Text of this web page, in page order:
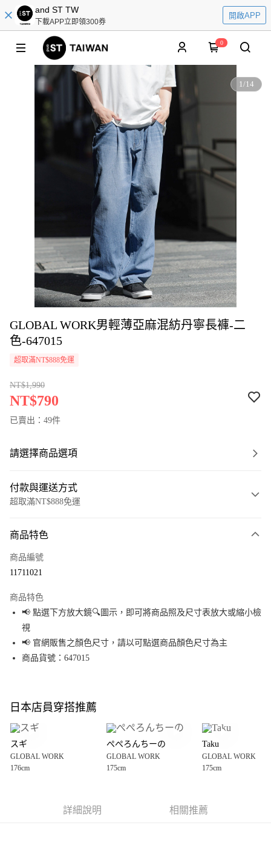
and ST TW
下載APP立即領300券
開啟APP
0
1/14
GLOBAL WORK男輕薄亞麻混紡丹寧長褲-二
色-647015
超取滿NT$888免運
NT$1,990
NT$790
已賣出：49件
請選擇商品選項
付款與運送方式
超取滿NT$888免運
信用卡一次付款
Apple Pay
街口支付
悠遊付
全盈+PAY
大哥付你分期
【大哥付你分期使用說明】
1.本服務由台灣大哥大提供，台灣大哥大用戶可立即使用無須另外申請。
2.付款方式選擇「大哥付你分期」，訂單成立後會自動跳轉到大哥付的交易
3.實際核准額度、可分期數及費用金額請依後續交易確認頁面所載為準。
4.訂單成立30分鐘內，如未前往確認交易或遇審核未通過，訂單將自動取
AFTEE先享後付
商品特色
商品編號
11711021
商品特色
📢 點選下方放大鏡🔍圖示，即可將商品照及尺寸表放大或縮小檢
視
📢 官網販售之顏色尺寸，請以可點選商品顏色尺寸為主
商品貨號：647015
日本店員穿搭推薦
スギ
GLOBAL WORK
176cm
ぺぺろんちーの
GLOBAL WORK
175cm
Taku
GLOBAL WORK
175cm
詳細說明 相關推薦